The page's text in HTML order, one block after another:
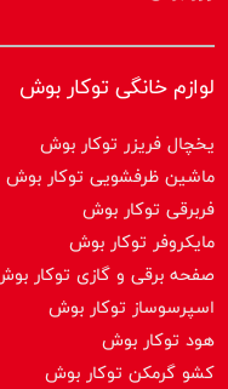
لوازم خانگی توکار بوش
یخچال فریزر توکار بوش
ماشین ظرفشویی توکار بوش
فربرقی توکار بوش
مایکروفر توکار بوش
صفحه برقی و گازی توکار
اسپرسوساز توكار بوش
هود توکار بوش
کشو گرمکن توکار بوش